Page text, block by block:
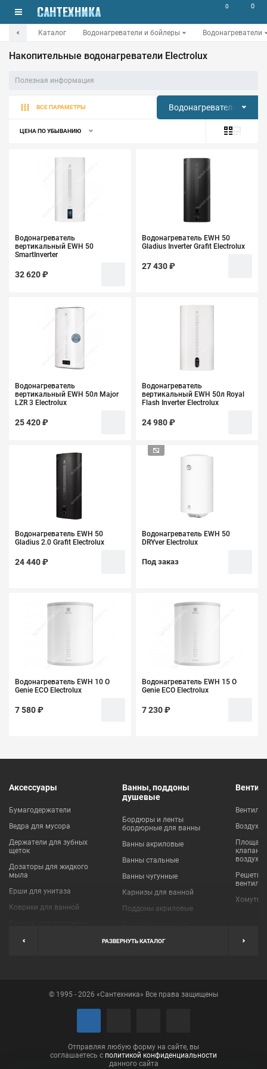
0 0
Каталог Водонагреватели и бойлеры Водонагреватели
Накопительные водонагреватели Electrolux
Полезная информация
ВСЕ ПАРАМЕТРЫ Водонагреватели
ЦЕНА ПО УБЫВАНИЮ
Водонагреватель
вертикальный EWH 50
SmartInverter
32 620 ₽
Водонагреватель EWH 50
Gladius Inverter Grafit Electrolux
27 430 ₽
Водонагреватель
вертикальный EWH 50л Major
LZR 3 Electrolux
25 420 ₽
Водонагреватель
вертикальный EWH 50л Royal
Flash Inverter Electrolux
24 980 ₽
Водонагреватель EWH 50
Gladius 2.0 Grafit Electrolux
24 440 ₽
Водонагреватель EWH 50
DRYver Electrolux
Под заказ
Водонагреватель EWH 10 O
Genie ECO Electrolux
7 580 ₽
Водонагреватель EWH 15 O
Genie ECO Electrolux
7 230 ₽
Аксессуары
Бумагодержатели
Ведра для мусора
Держатели для зубных
щеток
Дозаторы для жидкого
мыла
Ерши для унитаза
Коврики для ванной
Мыльницы
Полотенцедержатели
Сушилки для белья
Ванны, поддоны
душевые
Бордюры и ленты
бордюрные для ванны
Ванны акриловые
Ванны стальные
Ванны чугунные
Карнизы для ванной
Поддоны акриловые
Пробки для ванн
клапаны
Решетки
Хомуты
РАЗВЕРНУТЬ КАТАЛОГ
© 1995 - 2026 «Сантехника» Все права защищены
Отправляя любую форму на сайте, вы
соглашаетесь с политикой конфиденциальности
данного сайта